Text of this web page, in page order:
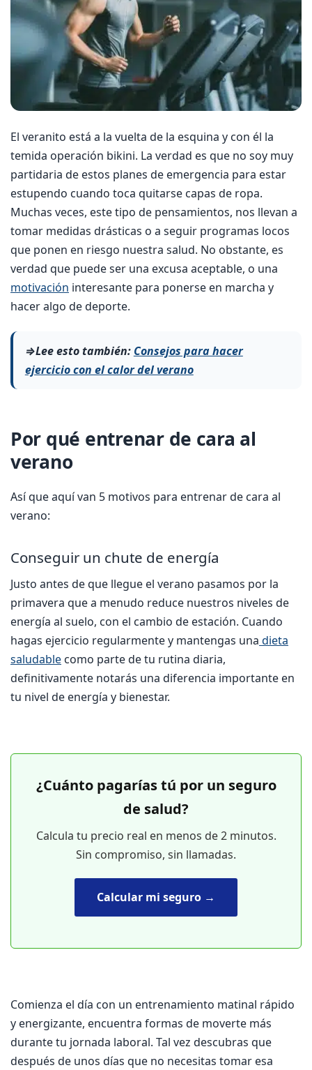
El veranito está a la vuelta de la esquina y con él la
temida operación bikini. La verdad es que no soy muy
partidaria de estos planes de emergencia para estar
estupendo cuando toca quitarse capas de ropa.
Muchas veces, este tipo de pensamientos, nos llevan a
tomar medidas drásticas o a seguir programas locos
que ponen en riesgo nuestra salud. No obstante, es
verdad que puede ser una excusa aceptable, o una
motivación interesante para ponerse en marcha y
hacer algo de deporte.
⇒Lee esto también: Consejos para hacer
ejercicio con el calor del verano
Por qué entrenar de cara al
verano
Así que aquí van 5 motivos para entrenar de cara al
verano:
Conseguir un chute de energía
Justo antes de que llegue el verano pasamos por la
primavera que a menudo reduce nuestros niveles de
energía al suelo, con el cambio de estación. Cuando
hagas ejercicio regularmente y mantengas una dieta
saludable como parte de tu rutina diaria,
definitivamente notarás una diferencia importante en
tu nivel de energía y bienestar.
¿Cuánto pagarías tú por un seguro
de salud?
Calcula tu precio real en menos de 2 minutos.
Sin compromiso, sin llamadas.
Calcular mi seguro →
Comienza el día con un entrenamiento matinal rápido
y energizante, encuentra formas de moverte más
durante tu jornada laboral. Tal vez descubras que
después de unos días que no necesitas tomar esa